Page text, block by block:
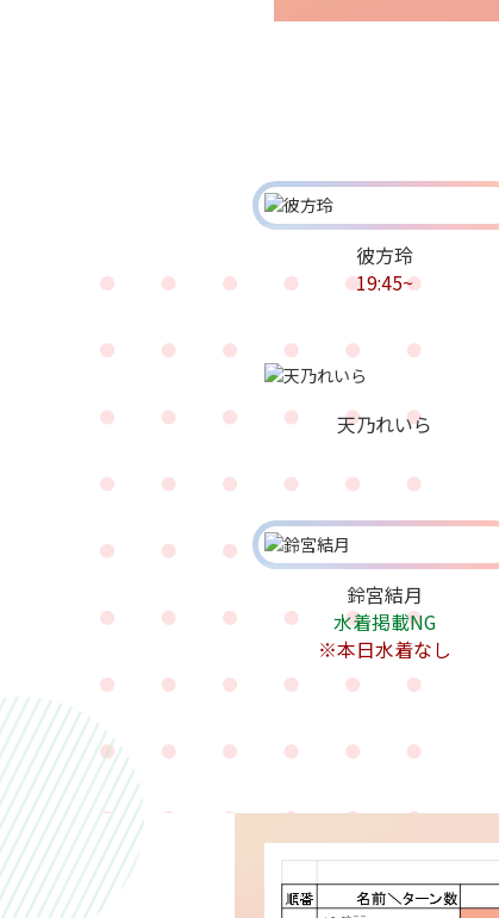
彼方玲
19:45~
天乃れいら
鈴宮結月
水着掲載NG
※本日水着なし